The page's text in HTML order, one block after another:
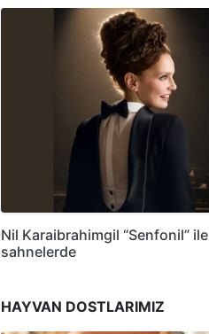
Nil Karaibrahimgil “Senfonil” ile
sahnelerde
HAYVAN DOSTLARIMIZ